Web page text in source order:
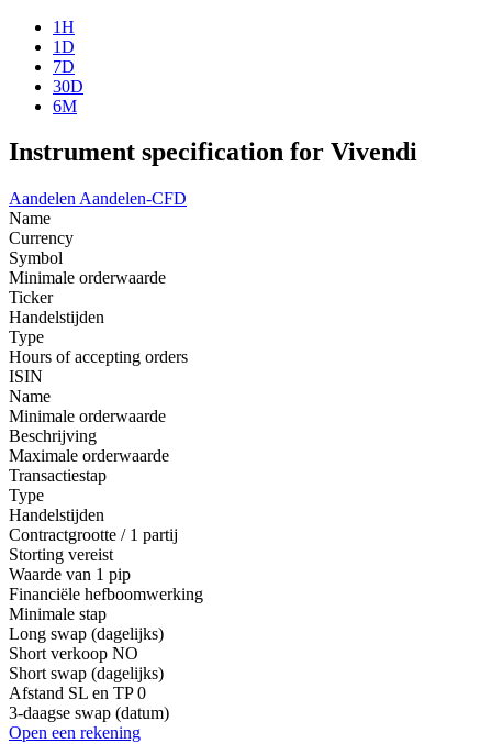
1H
1D
7D
30D
6M
Instrument specification for Vivendi
Aandelen Aandelen-CFD
Name
Currency
Symbol
Minimale orderwaarde
Ticker
Handelstijden
Type
Hours of accepting orders
ISIN
Name
Minimale orderwaarde
Beschrijving
Maximale orderwaarde
Transactiestap
Type
Handelstijden
Contractgrootte / 1 partij
Storting vereist
Waarde van 1 pip
Financiële hefboomwerking
Minimale stap
Long swap (dagelijks)
Short verkoop NO
Short swap (dagelijks)
Afstand SL en TP 0
3-daagse swap (datum)
Open een rekening